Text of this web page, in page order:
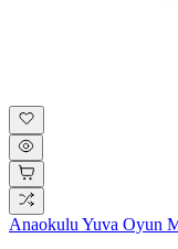
Anaokulu Yuva Oyun